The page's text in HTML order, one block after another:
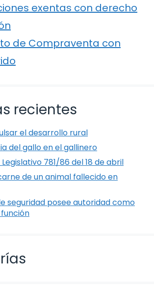
exentas con derecho
de Compraventa con
recientes
el desarrollo rural
del gallo en el gallinero
781/86 del 18 de abril
de un animal fallecido en
seguridad posee autoridad como